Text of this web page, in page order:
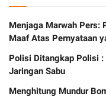
Menjaga Marwah Pers:
Maaf Atas Pernyataan
Polisi Ditangkap Polisi
Jaringan Sabu
Menghitung Mundur